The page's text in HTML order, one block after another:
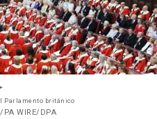
Parlamento británico
PA WIRE/DPA